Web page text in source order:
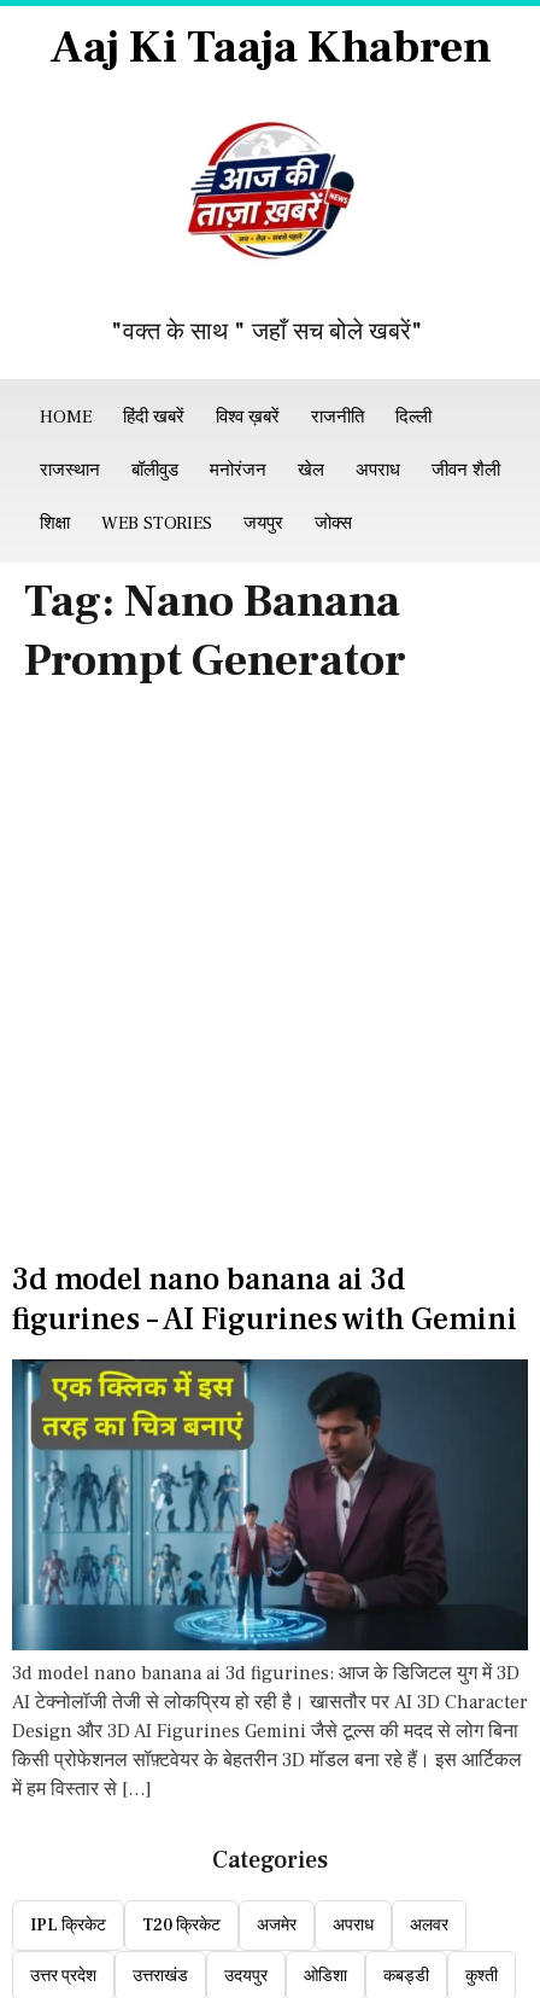
Aaj Ki Taaja Khabren
"वक्त के साथ " जहाँ सच बोले खबरें"
HOME हिंदी खबरें विश्व ख़बरें राजनीति दिल्ली
राजस्थान बॉलीवुड मनोरंजन खेल अपराध जीवन शैली
शिक्षा WEB STORIES जयपुर जोक्स
Tag: Nano Banana
Prompt Generator
3d model nano banana ai 3d
figurines – AI Figurines with Gemini
3d model nano banana ai 3d figurines: आज के डिजिटल युग में 3D
AI टेक्नोलॉजी तेजी से लोकप्रिय हो रही है। खासतौर पर AI 3D Character
Design और 3D AI Figurines Gemini जैसे टूल्स की मदद से लोग बिना
किसी प्रोफेशनल सॉफ़्टवेयर के बेहतरीन 3D मॉडल बना रहे हैं। इस आर्टिकल
में हम विस्तार से […]
Categories
IPL क्रिकेट T20 क्रिकेट अजमेर अपराध अलवर
उत्तर प्रदेश उत्तराखंड उदयपुर ओडिशा कबड्डी कुश्ती